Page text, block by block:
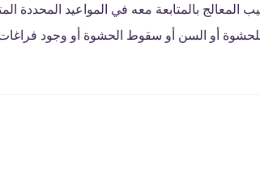
المعالج بالمتابعة معه في المواعيد المحددة
أو السن أو سقوط الحشوة أو وجود فراغات